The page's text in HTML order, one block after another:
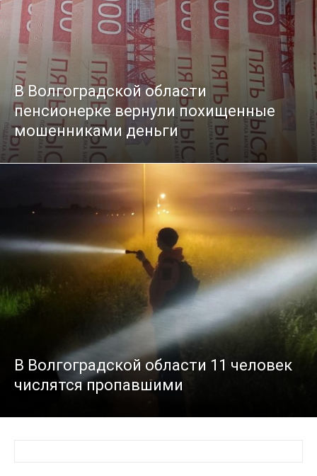
В Волгоградской области
пенсионерке вернули похищенные
мошенниками деньги
В Волгоградской области 11 человек
числятся пропавшими